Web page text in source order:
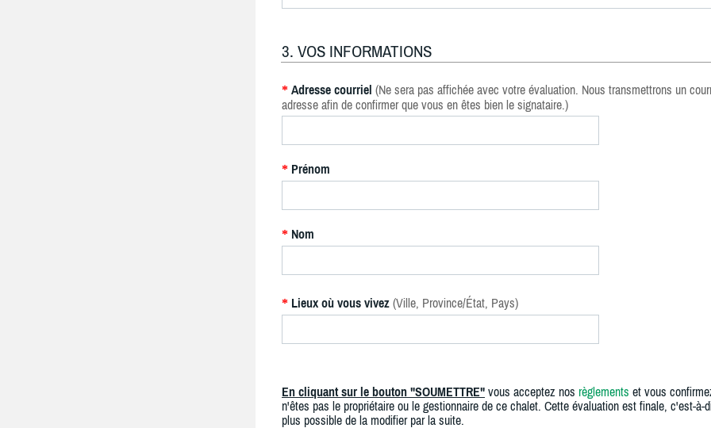
3. VOS INFORMATIONS
* Adresse courriel (Ne sera pas affichée avec votre évaluation. Nous transmettrons un
adresse afin de confirmer que vous en êtes bien le signataire.)
* Prénom
* Nom
* Lieux où vous vivez (Ville, Province/État, Pays)
En cliquant sur le bouton "SOUMETTRE" vous acceptez nos règlements et vous
n'êtes pas le propriétaire ou le gestionnaire de ce chalet. Cette évaluation est finale, c'est-à-
plus possible de la modifier par la suite.